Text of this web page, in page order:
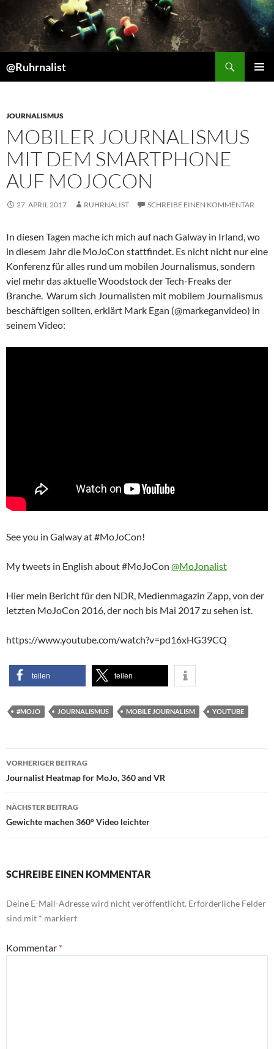
@Ruhrnalist
JOURNALISMUS
MOBILER JOURNALISMUS
MIT DEM SMARTPHONE
AUF MOJOCON
27. APRIL 2017 RUHRNALIST SCHREIBE EINEN KOMMENTAR
In diesen Tagen mache ich mich auf nach Galway in Irland, wo
in diesem Jahr die MoJoCon stattfindet. Es nicht nicht nur eine
Konferenz für alles rund um mobilen Journalismus, sondern
viel mehr das aktuelle Woodstock der Tech-Freaks der
Branche. Warum sich Journalisten mit mobilem Journalismus
beschäftigen sollten, erklärt Mark Egan (@markeganvideo) in
seinem Video:
See you in Galway at #MoJoCon!
My tweets in English about #MoJoCon @MoJonalist
Hier mein Bericht für den NDR, Medienmagazin Zapp, von der
letzten MoJoCon 2016, der noch bis Mai 2017 zu sehen ist.
https://www.youtube.com/watch?v=pd16xHG39CQ
teilen teilen
#MOJO JOURNALISMUS MOBILE JOURNALISM YOUTUBE
Beitragsnavigation
VORHERIGER BEITRAG
Journalist Heatmap for MoJo, 360 and VR
NÄCHSTER BEITRAG
Gewichte machen 360° Video leichter
SCHREIBE EINEN KOMMENTAR
Deine E-Mail-Adresse wird nicht veröffentlicht. Erforderliche Felder
sind mit * markiert
Kommentar *